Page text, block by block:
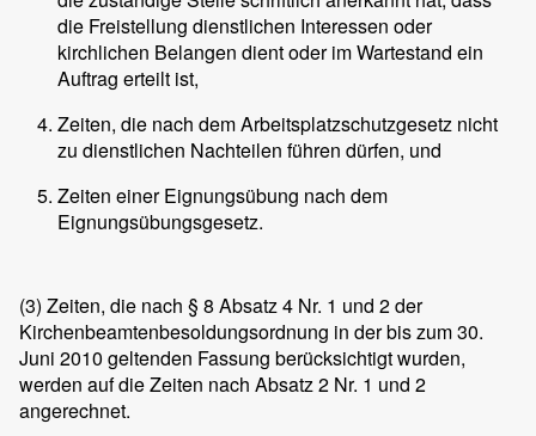
die Freistellung dienstlichen Interessen oder
kirchlichen Belangen dient oder im Wartestand ein
Auftrag erteilt ist,
Zeiten, die nach dem Arbeitsplatzschutzgesetz nicht
zu dienstlichen Nachteilen führen dürfen, und
Zeiten einer Eignungsübung nach dem
Eignungsübungsgesetz.
(3) Zeiten, die nach § 8 Absatz 4 Nr. 1 und 2 der
Kirchenbeamtenbesoldungsordnung in der bis zum 30.
Juni 2010 geltenden Fassung berücksichtigt wurden,
werden auf die Zeiten nach Absatz 2 Nr. 1 und 2
angerechnet.